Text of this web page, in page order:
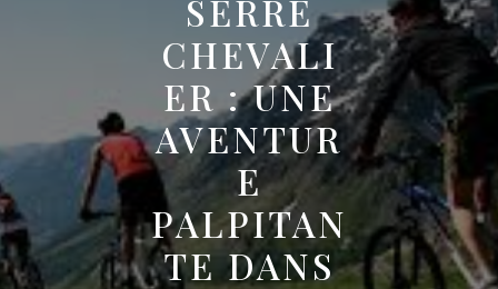
SERRE
CHEVALI
ER : UNE
AVENTUR
E
PALPITAN
TE DANS